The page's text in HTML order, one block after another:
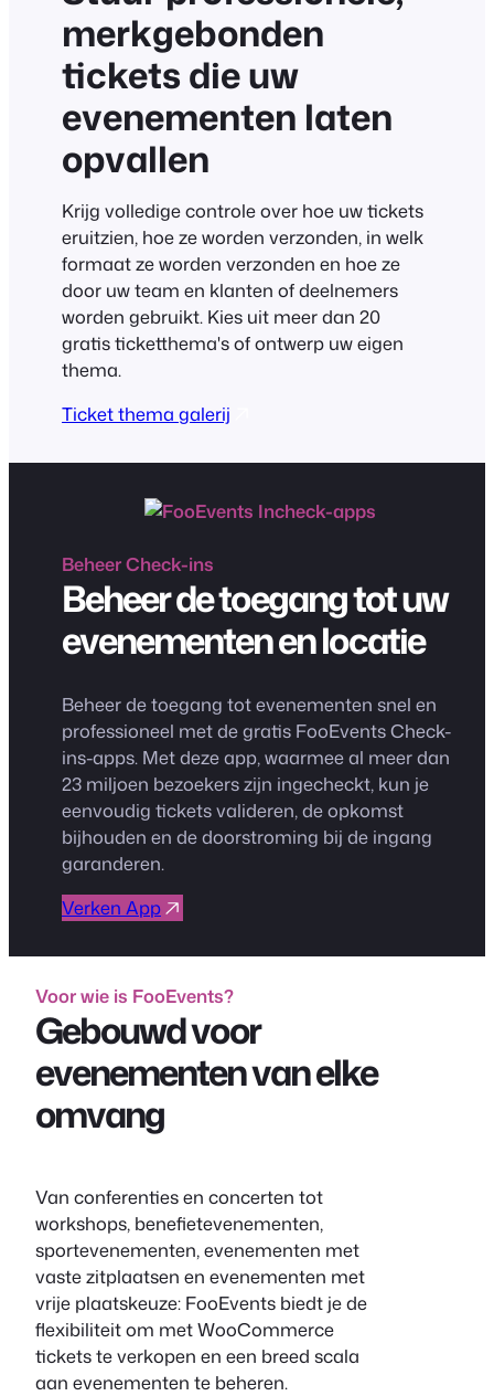
merkgebonden
tickets die uw
evenementen laten
opvallen
Krijg volledige controle over hoe uw tickets
eruitzien, hoe ze worden verzonden, in welk
formaat ze worden verzonden en hoe ze
door uw team en klanten of deelnemers
worden gebruikt. Kies uit meer dan 20
gratis ticketthema's of ontwerp uw eigen
thema.
Ticket thema galerij
BeheerCheck-ins
Beheer de toegang tot uw
evenementen en locatie
Beheer de toegang tot evenementen snel en
professioneel met de gratis FooEvents Check-
ins-apps. Met deze app, waarmee al meer dan
23 miljoen bezoekers zijn ingecheckt, kun je
eenvoudig tickets valideren, de opkomst
bijhouden en de doorstroming bij de ingang
garanderen.
Verken App
Voor wie is FooEvents?
Gebouwd voor
evenementen van elke
omvang
Van conferenties en concerten tot
workshops, benefietevenementen,
sportevenementen, evenementen met
vaste zitplaatsen en evenementen met
vrije plaatskeuze: FooEvents biedt je de
flexibiliteit om met WooCommerce
tickets te verkopen en een breed scala
aan evenementen te beheren.